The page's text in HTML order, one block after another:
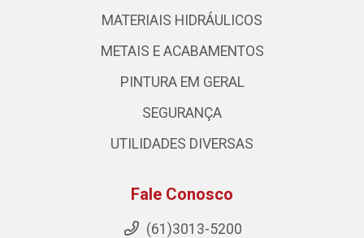
MATERIAIS HIDRÁULICOS
METAIS E ACABAMENTOS
PINTURA EM GERAL
SEGURANÇA
UTILIDADES DIVERSAS
Fale Conosco
(61)3013-5200